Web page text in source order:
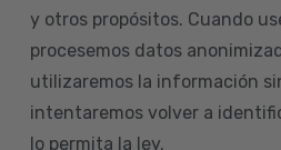
y otros propósitos. Cuando
procesemos datos
utilizaremos la información
intentaremos volver a
lo permita la ley.